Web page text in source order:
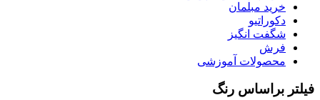
خرید مبلمان
دکوراتیو
شگفت انگیز
فرش
محصولات آموزشی
براساس رنگ